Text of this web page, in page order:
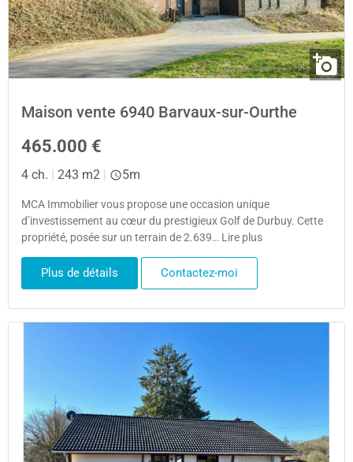
Maison vente 6940 Barvaux-sur-Ourthe
465.000 €
4 ch. 243 m2 5m
MCA Immobilier vous propose une occasion unique
d’investissement au cœur du prestigieux Golf de Durbuy. Cette
propriété, posée sur un terrain de 2.639… Lire plus
Plus de détails Contactez-moi